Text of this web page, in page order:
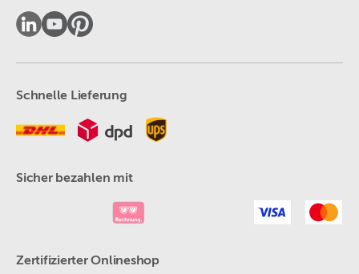
Schnelle Lieferung
Sicher bezahlen mit
Zertifizierter Onlineshop